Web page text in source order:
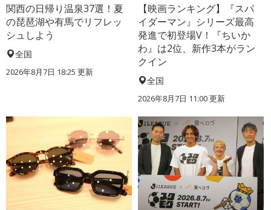
関西の日帰り温泉37選！夏
の琵琶湖や有馬でリフレッ
シュしよう
全国
2026年8月7日 18:25 更新
【映画ランキング】『スパ
イダーマン』シリーズ最高
発進で初登場V！『ちいか
わ』は2位、新作3本がラン
クイン
全国
2026年8月7日 11:00更新